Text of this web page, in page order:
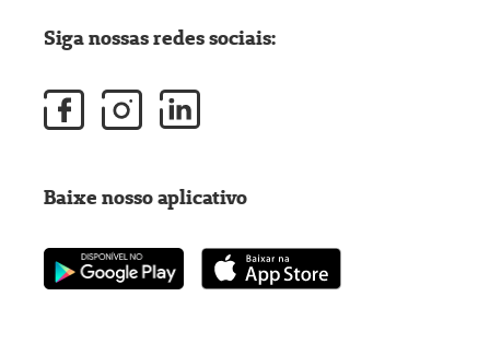
Siga nossas redes sociais:
Baixe nosso aplicativo